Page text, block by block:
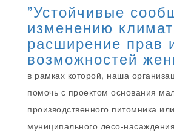
”Устойчивые
изменению
расширение прав
возможностей
в рамках которой, наша
помочь с проектом основания
производственного питомника
муниципального лесо-